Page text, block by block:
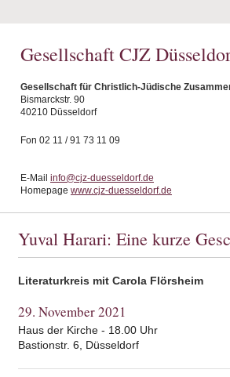
Gesellschaft CJZ
Gesellschaft für Christlich-Jüdische
Bismarckstr. 90
40210 Düsseldorf
Fon 02 11 / 91 73 11 09
E-Mail info@cjz-duesseldorf.de
Homepage www.cjz-duesseldorf.de
Yuval Harari: Eine kurze
Literaturkreis mit Carola Flörsheim
29. November 2021
Haus der Kirche - 18.00 Uhr
Bastionstr. 6, Düsseldorf